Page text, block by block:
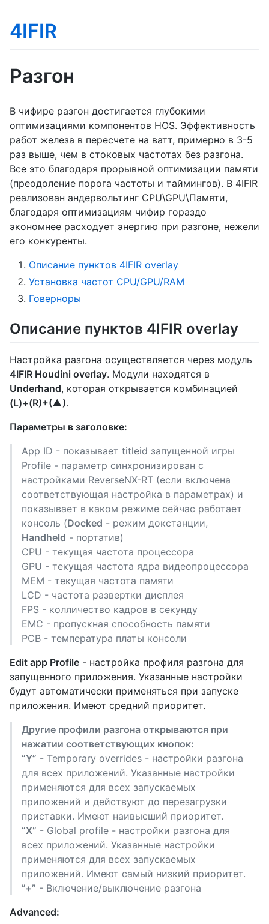
4IFIR
Разгон
В чифире разгон достигается глубокими
оптимизациями компонентов HOS. Эффективность
работ железа в пересчете на ватт, примерно в 3-5
раз выше, чем в стоковых частотах без разгона.
Все это благодаря прорывной оптимизации памяти
(преодоление порога частоты и таймингов). В 4IFIR
реализован андервольтинг CPU\GPU\Памяти,
благодаря оптимизациям чифир гораздо
экономнее расходует энергию при разгоне, нежели
его конкуренты.
Описание пунктов 4IFIR overlay
Установка частот CPU/GPU/RAM
Говерноры
Описание пунктов 4IFIR overlay
Настройка разгона осуществляется через модуль
4IFIR Houdini overlay. Модули находятся в
Underhand, которая открывается комбинацией
(L)+(R)+(▲).
Параметры в заголовке:
App ID - показывает titleid запущенной игры
Profile - параметр синхронизирован с
настройками ReverseNX-RT (если включена
соответствующая настройка в параметрах) и
показывает в каком режиме сейчас работает
консоль (Docked - режим докстанции,
Handheld - портатив)
CPU - текущая частота процессора
GPU - текущая частота ядра видеопроцессора
MEM - текущая частота памяти
LCD - частота развертки дисплея
FPS - колличество кадров в секунду
EMC - пропускная способность памяти
PCB - температура платы консоли
Edit app Profile - настройка профиля разгона для
запущенного приложения. Указанные настройки
будут автоматически применяться при запуске
приложения. Имеют средний приоритет.
Другие профили разгона открываются при
нажатии соответствующих кнопок:
“Y” - Temporary overrides - настройки разгона
для всех приложений. Указанные настройки
применяются для всех запускаемых
приложений и действуют до перезагрузки
приставки. Имеют наивысший приоритет.
“X” - Global profile - настройки разгона для
всех приложений. Указанные настройки
применяются для всех запускаемых
приложений. Имеют самый низкий приоритет.
”+” - Включение/выключение разгона
Advanced: